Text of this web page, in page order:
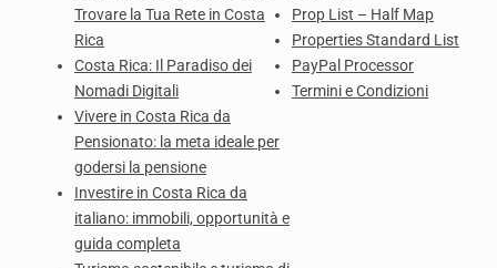
Trovare la Tua Rete in Costa
Rica
Costa Rica: Il Paradiso dei
Nomadi Digitali
Vivere in Costa Rica da
Pensionato: la meta ideale per
godersi la pensione
Investire in Costa Rica da
italiano: immobili, opportunità e
guida completa
Prop List – Half Map
Properties Standard List
PayPal Processor
Termini e Condizioni